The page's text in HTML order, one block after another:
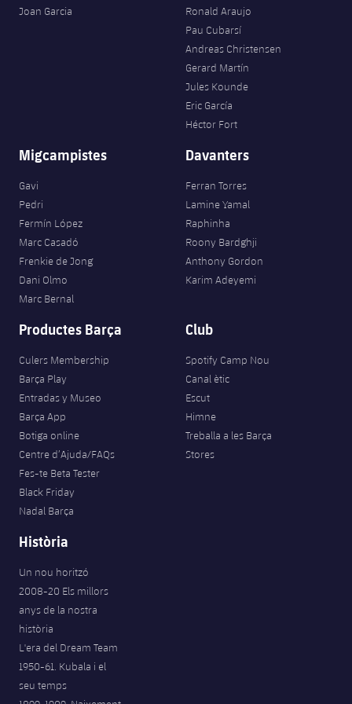
Joan Garcia
Ronald Araujo
Pau Cubarsí
Andreas Christensen
Gerard Martín
Jules Kounde
Eric García
Héctor Fort
Migcampistes
Gavi
Pedri
Fermín López
Marc Casadó
Frenkie de Jong
Dani Olmo
Marc Bernal
Davanters
Ferran Torres
Lamine Yamal
Raphinha
Roony Bardghji
Anthony Gordon
Karim Adeyemi
Productes Barça
Culers Membership
Barça Play
Entradas y Museo
Barça App
Botiga online
Centre d’Ajuda/FAQs
Fes-te Beta Tester
Black Friday
Nadal Barça
Club
Spotify Camp Nou
Canal ètic
Escut
Himne
Treballa a les Barça
Stores
Història
Un nou horitzó
2008-20 Els millors
anys de la nostra
història
L'era del Dream Team
1950-61. Kubala i el
seu temps